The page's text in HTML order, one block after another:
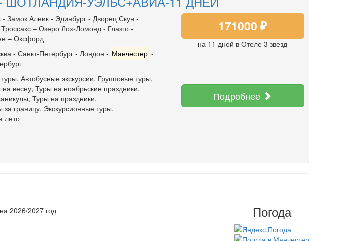
Замок Алник - Эдинбург - Дворец Скун -
– Озеро Лох-Ломонд - Глазго -
– Оксфорд
- Санкт-Петербург- Лондон - Манчестер -
, Автобусные экскурсии, Групповые туры,
на весну, Туры на ноябрьские праздники,
, Туры на праздники,
за границу, Экскурсионные туры,
лето
171000 ₽
на 11 дней в Отеле 3 звезд
Подробнее
Погода
2026/2027 год